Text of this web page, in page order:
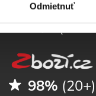
Odmietnuť
98% (20+)